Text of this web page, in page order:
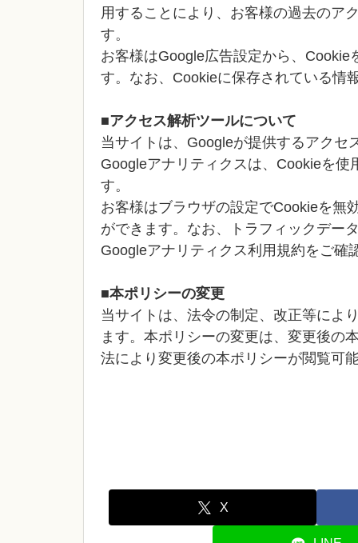
用することにより、お客様の過去のア
す。
お客様はGoogle広告設定から、Cookie
す。なお、Cookieに保存されている情
■アクセス解析ツールについて
当サイトは、Googleが提供するアクセ
Googleアナリティクスは、Cookieを使
す。
お客様はブラウザの設定でCookieを無
ができます。なお、トラフィックデー
Googleアナリティクス利用規約をご確
■本ポリシーの変更
当サイトは、法令の制定、改正等によ
ます。本ポリシーの変更は、変更後の
法により変更後の本ポリシーが閲覧可
X